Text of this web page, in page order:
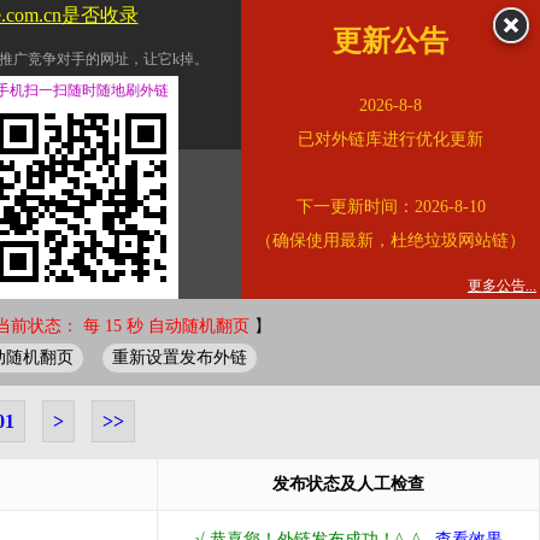
竞争对手的网址，让它k掉。
换友情链接。
的查询页面。
质量。
错误外链纠正
前状态： 每 15 秒 自动随机翻页 】
随机翻页 重新设置发布外链
> >>
发布状态及人工检查
是否收录
更新公告
2026-8-8
已对外链库进行优化更新
下一更新时间：2026-8-10
（确保使用最新，杜绝垃圾网站链）
更多公告...
机扫一扫随时随地刷外链